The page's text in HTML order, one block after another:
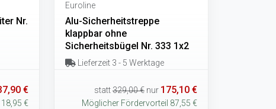
Nr.
€
€
Euroline
Alu-Sicherheitstreppe
klappbar ohne
Sicherheitsbügel Nr. 333 1x2
Lieferzeit 3 - 5 Werktage
statt329,00 € nur 175,10 €
Möglicher Fördervorteil 87,55 €